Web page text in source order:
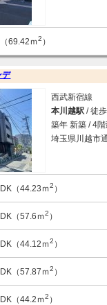
69.42ｍ2 ）
デ
西武新宿線
本川越駅 / 徒
築年 新築 / 4
埼玉県川越市
（44.23ｍ2 ）
（57.6ｍ2 ）
（44.12ｍ2 ）
（57.87ｍ2 ）
（44.2ｍ2 ）